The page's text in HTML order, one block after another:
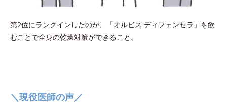
第2位にランクインしたのが、「オルビス ディフェンセラ」を飲
むことで全身の乾燥対策ができること。
＼現役医師の声／